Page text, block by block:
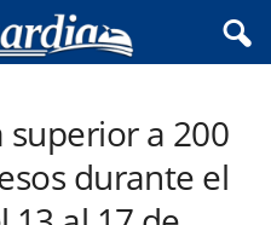
a 200
durante el